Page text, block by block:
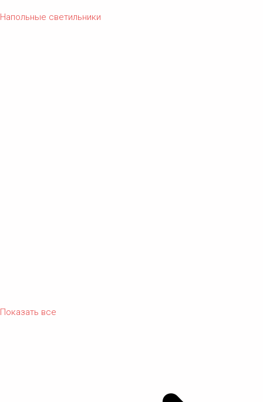
Напольные светильники
Показать все